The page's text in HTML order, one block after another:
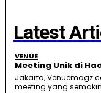
Latest
VENUE
Meeting Unik di
Jakarta,
meeting yang